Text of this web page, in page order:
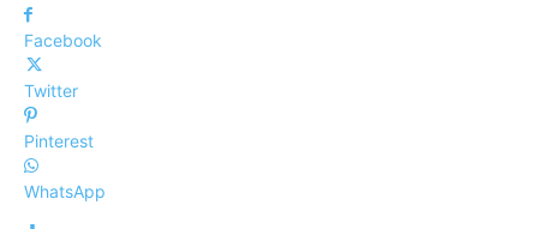
Facebook
Twitter
Pinterest
WhatsApp